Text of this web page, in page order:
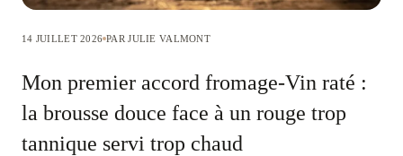
14 JUILLET 2026 PAR JULIE VALMONT
Mon premier accord fromage-Vin raté :
la brousse douce face à un rouge trop
tannique servi trop chaud